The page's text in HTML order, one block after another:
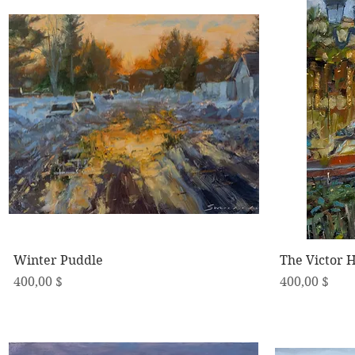
Schnellansicht
Winter Puddle
Preis
400,00 $
The Victor
Preis
400,00 $